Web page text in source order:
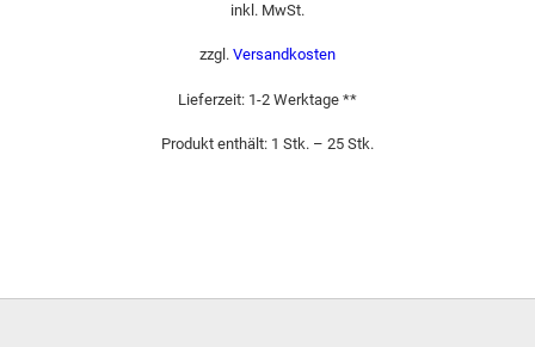
inkl. MwSt.
zzgl. Versandkosten
Lieferzeit: 1-2 Werktage **
Produkt enthält: 1 Stk. – 25 Stk.